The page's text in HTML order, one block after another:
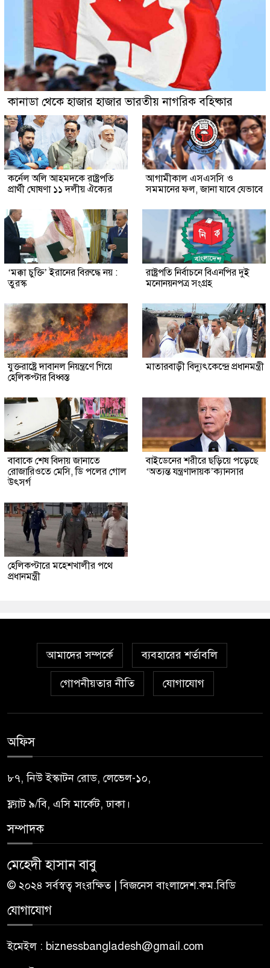
কানাডা থেকে হাজার হাজার ভারতীয় নাগরিক বহিষ্কার
কর্নেল অলি আহমদকে রাষ্ট্রপতি
প্রার্থী ঘোষণা ১১ দলীয় ঐক্যের
আগামীকাল এসএসসি ও
সমমানের ফল, জানা যাবে যেভাবে
‘মক্কা চুক্তি’ ইরানের বিরুদ্ধে নয় :
তুরস্ক
রাষ্ট্রপতি নির্বাচনে বিএনপির দুই
মনোনয়নপত্র সংগ্রহ
যুক্তরাষ্ট্রে দাবানল নিয়ন্ত্রণে গিয়ে
হেলিকপ্টার বিধ্বস্ত
মাতারবাড়ী বিদ্যুৎকেন্দ্রে প্রধানমন্ত্রী
বাবাকে শেষ বিদায় জানাতে
রোজারিওতে মেসি, ডি পলের গোল
উৎসর্গ
বাইডেনের শরীরে ছড়িয়ে পড়েছে
‘অত্যন্ত যন্ত্রণাদায়ক’ক্যানসার
হেলিকপ্টারে মহেশখালীর পথে
প্রধানমন্ত্রী
আমাদের সম্পর্কে ব্যবহারের শর্তাবলি
গোপনীয়তার নীতি যোগাযোগ
অফিস
৮৭, নিউ ইস্কাটন রোড, লেভেল-১০,
ফ্ল্যাট ৯/বি, এসি মার্কেট, ঢাকা।
সম্পাদক
মেহেদী হাসান বাবু
© ২০২৪ সর্বস্বত্ব সংরক্ষিত | বিজনেস বাংলাদেশ.কম.বিডি
যোগাযোগ
ইমেইল : biznessbangladesh@gmail.com